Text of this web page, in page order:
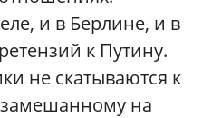
и в Берлине, и в
к Путину.
не скатываются к
на